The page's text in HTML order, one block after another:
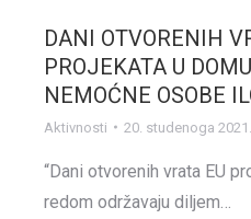
DANI OTVORENIH
PROJEKATA U
NEMOĆNE OSOBE
Aktivnosti 20. studenoga 2021.
“Dani otvorenih vrata EU
redom održavaju diljem…